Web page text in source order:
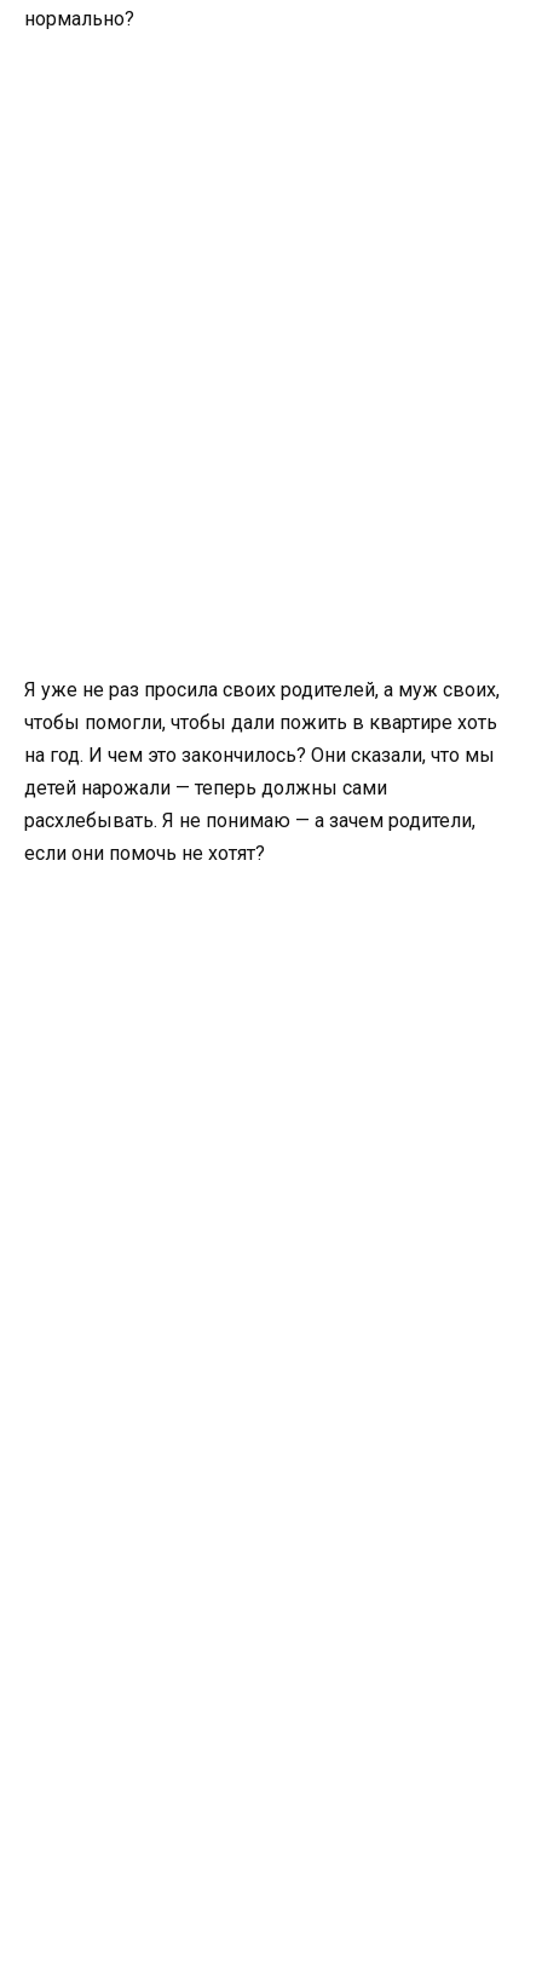
нормально?
Я уже не раз просила своих родителей, а муж своих,
чтобы помогли, чтобы дали пожить в квартире хоть
на год. И чем это закончилось? Они сказали, что мы
детей нарожали — теперь должны сами
расхлебывать. Я не понимаю — а зачем родители,
если они помочь не хотят?